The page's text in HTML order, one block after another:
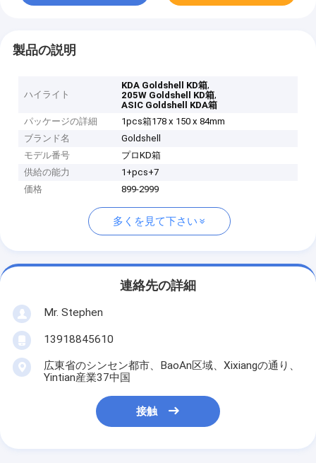
製品の説明
ハイライト
KDA Goldshell KD箱,
205W Goldshell KD箱,
ASIC Goldshell KDA箱
パッケージの詳細
1pcs箱178 x 150 x 84mm
ブランド名
Goldshell
モデル番号
プロKD箱
供給の能力
1+pcs+7
価格
899-2999
多くを見て下さい
連絡先の詳細
Mr. Stephen
13918845610
広東省のシンセン都市、BaoAn区域、Xixiangの通り、
Yintian産業37中国
接触